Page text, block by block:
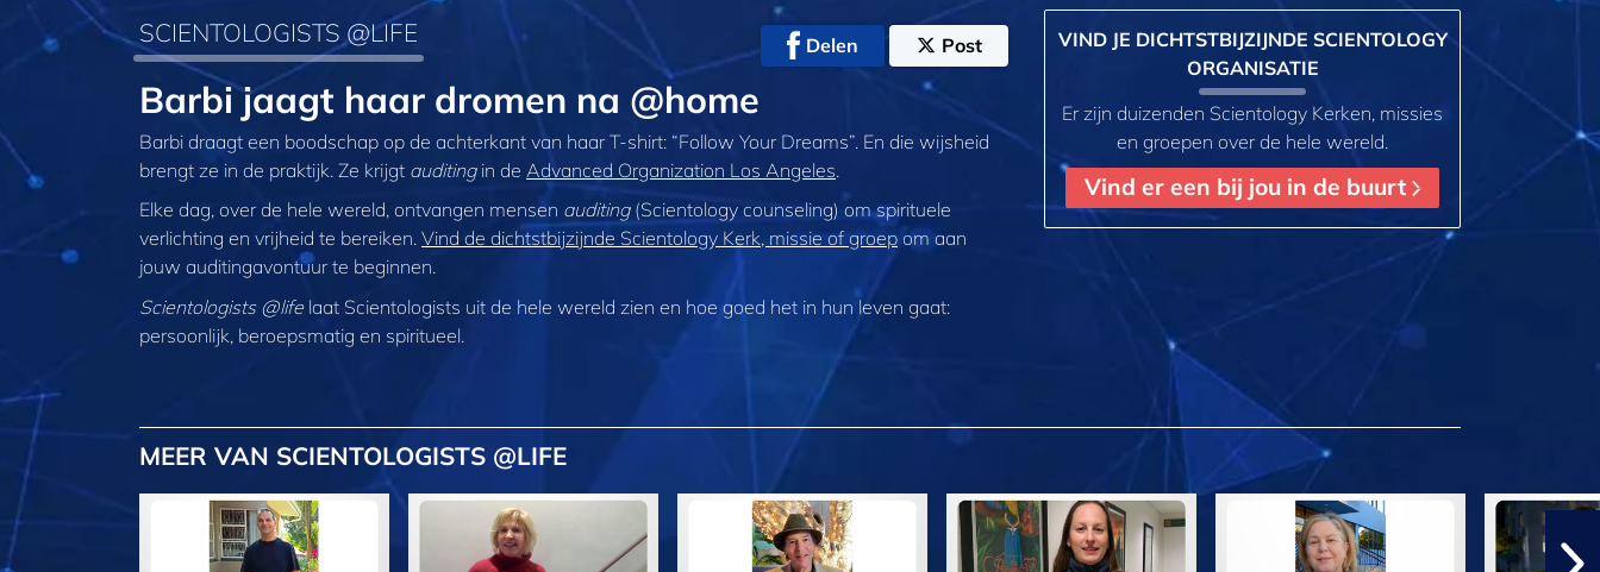
SCIENTOLOGISTS @LIFE Delen Post
Barbi jaagt haar dromen na @home
Barbi draagt een boodschap op de achterkant van haar T‑shirt: “Follow Your Dreams”. En die wijsheid
brengt ze in de praktijk. Ze krijgt auditingin de Advanced Organization Los Angeles.
Elke dag, over de hele wereld, ontvangen mensen auditing(Scientology counseling) om spirituele
verlichting en vrijheid te bereiken. Vind de dichtstbijzijnde Scientology Kerk, missie of groep om aan
jouw auditingavontuur te beginnen.
Scientologists @lifelaat Scientologists uit de hele wereld zien en hoe goed het in hun leven gaat:
persoonlijk, beroepsmatig en spiritueel.
VIND JE DICHTSTBIJZIJNDE SCIENTOLOGY
ORGANISATIE
Er zijn duizenden Scientology Kerken, missies
en groepen over de hele wereld.
Vind er een bij jou in de buurt
MEER VAN SCIENTOLOGISTS @LIFE